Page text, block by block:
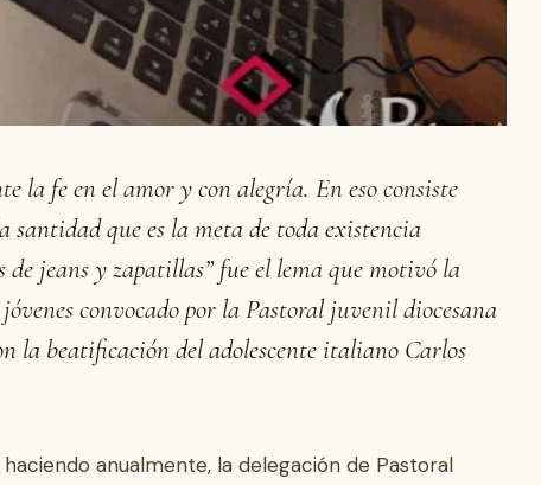
la fe en el amor y con alegría. En eso consiste
santidad que es la meta de toda existencia
jeans y zapatillas” fue el lema que motivó la
convocado por la Pastoral juvenil diocesana
la beatificación del adolescente italiano Carlos
anualmente, la delegación de Pastoral